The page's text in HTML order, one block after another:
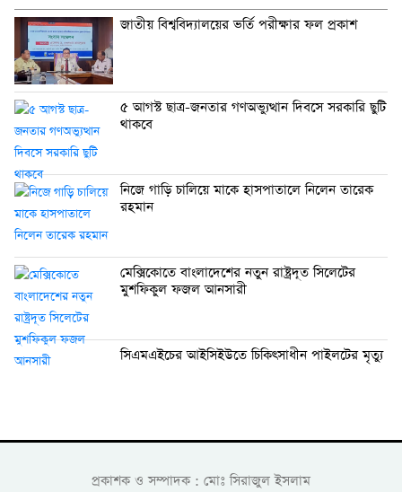
জাতীয় বিশ্ববিদ্যালয়ের ভর্তি পরীক্ষার ফল প্রকাশ
৫ আগস্ট ছাত্র-জনতার গণঅভ্যুত্থান দিবসে সরকারি ছুটি
থাকবে
নিজে গাড়ি চালিয়ে মাকে হাসপাতালে নিলেন তারেক
রহমান
মেক্সিকোতে বাংলাদেশের নতুন রাষ্ট্রদূত সিলেটের
মুশফিকুল ফজল আনসারী
সিএমএইচের আইসিইউতে চিকিৎসাধীন পাইলটের মৃত্যু
প্রকাশক ও সম্পাদক : মোঃ সিরাজুল ইসলাম